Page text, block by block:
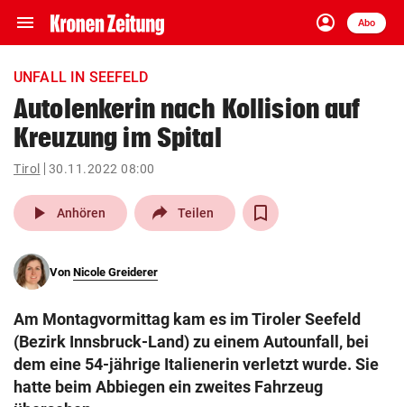
menu Navigation
ein-/ausklappen
account_circle
Anmelden
Abo
close Schließen
account_circle Anmelden
pin_drop
Wien arrow_right
search
eingeben
UNFALL IN SEEFELD
Autolenkerin nach Kollision auf
Kreuzung im Spital
Tirol 30.11.2022 08:00
play_arrow Anhören Teilen
Von Nicole Greiderer
Am Montagvormittag kam es im Tiroler Seefeld
(Bezirk Innsbruck-Land) zu einem Autounfall, bei
dem eine 54-jährige Italienerin verletzt wurde. Sie
hatte beim Abbiegen ein zweites Fahrzeug